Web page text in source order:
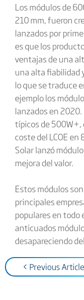
Los módulos de
210 mm, fueron
lanzados por
es que los
ventajas de una
una alta fiabilidad
lo que se traduce
ejemplo los
lanzados en
típicos de 500W+,
coste del LCOE
Solar lanzó
mejora del valor.
Estos módulos
principales
populares en todo
anticuados
desapareciendo
< Previous Article